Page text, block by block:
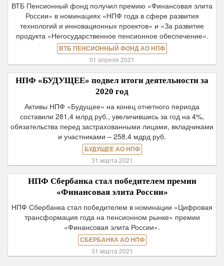
ВТБ Пенсионный фонд получил премию «Финансовая элита
России» в номинациях «НПФ года в сфере развития
технологий и инновационных проектов» и «За развитие
продукта «Негосударственное пенсионное обеспечение».
ВТБ ПЕНСИОННЫЙ ФОНД АО НПФ
01 апреля 2021
НПФ «БУДУЩЕЕ» подвел итоги деятельности за
2020 год
Активы НПФ «Будущее» на конец отчетного периода
составили 281,4 млрд руб., увеличившись за год на 4%,
обязательства перед застрахованными лицами, вкладчиками
и участниками – 258,4 мдрд руб.
БУДУЩЕЕ АО НПФ
31 марта 2021
НПФ Сбербанка стал победителем премии
«Финансовая элита России»
НПФ Сбербанка стал победителем в номинации «Цифровая
трансформация года на пенсионном рынке» премии
«Финансовая элита России».
СБЕРБАНКА АО НПФ
31 марта 2021